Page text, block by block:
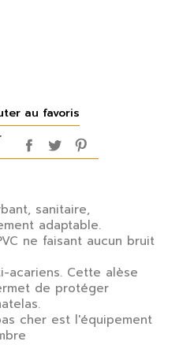
sanitaire,
adaptable.
ne faisant aucun bruit
acariens. Cette alèse
de protéger
cher est l'équipement
au favoris